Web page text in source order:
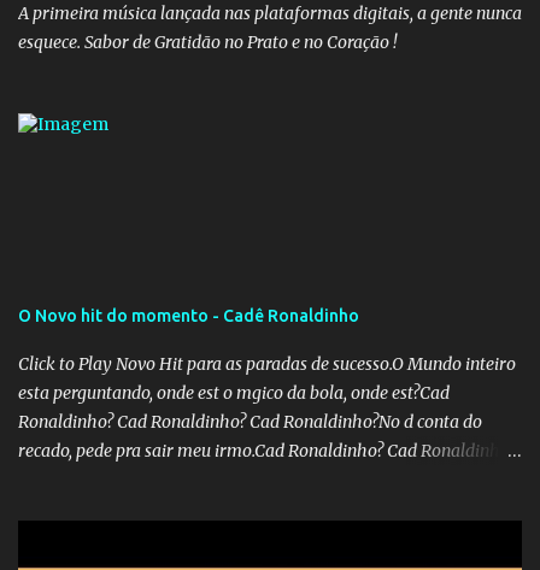
A primeira música lançada nas plataformas digitais, a gente nunca
esquece. Sabor de Gratidão no Prato e no Coração !
O Novo hit do momento - Cadê Ronaldinho
Click to Play Novo Hit para as paradas de sucesso.O Mundo inteiro
esta perguntando, onde est o mgico da bola, onde est?Cad
Ronaldinho? Cad Ronaldinho? Cad Ronaldinho?No d conta do
recado, pede pra sair meu irmo.Cad Ronaldinho? Cad Ronaldinho?